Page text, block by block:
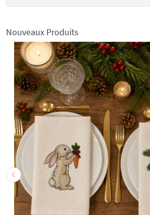
Nouveaux Produits